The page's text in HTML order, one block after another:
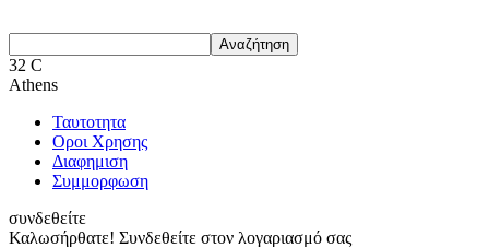
32 C
Athens
Ταυτοτητα
Οροι Χρησης
Διαφημιση
Συμμορφωση
συνδεθείτε
Καλωσήρθατε! Συνδεθείτε στον λογαριασμό σας